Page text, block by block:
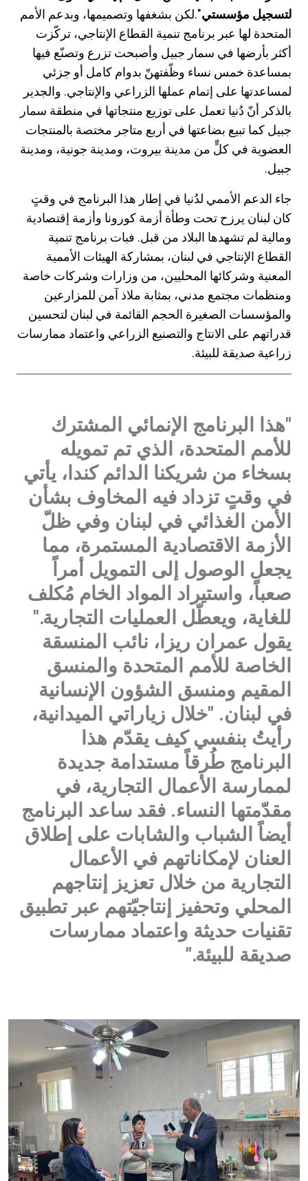
لتسجيل مؤسستي".لكن بشغفها وتصميمها، وبدعم الأمم
المتحدة لها عبر برنامج تنمية القطاع الإنتاجي، تركّزت
أكثر بأرضها في سمار جبيل وأصبحت تزرع وتصنّع فيها
بمساعدة خمس نساء وظّفتهنّ بدوام كامل أو جزئي
لمساعدتها على إتمام عملها الزراعي والإنتاجي. والجدير
بالذكر أنّ دُنيا تعمل على توزيع منتجاتها في منطقة سمار
جبيل كما تبيع بضاعتها في أربع متاجر مختصة بالمنتجات
العضوية في كلٍّ من مدينة بيروت، ومدينة جونية، ومدينة
جبيل.
جاء الدعم الأممي لدُنيا في إطار هذا البرنامج في وقتٍ
كان لبنان يرزح تحت وطأة أزمة كورونا وأزمة إقتصادية
ومالية لم تشهدها البلاد من قبل. فبات برنامج تنمية
القطاع الإنتاجي في لبنان، بمشاركة الهيئات الأممية
المعنية وشركائها المحليين، من وزارات وشركات خاصة
ومنظمات مجتمع مدني، بمثابة ملاذ آمن للمزارعين
والمؤسسات الصغيرة الحجم القائمة في لبنان لتحسين
قدراتهم على الانتاج والتصنيع الزراعي واعتماد ممارسات
زراعية صديقة للبيئة.
"هذا البرنامج الإنمائي المشترك
للأمم المتحدة، الذي تم تمويله
بسخاء من شريكنا الدائم كندا، يأتي
في وقتٍ تزداد فيه المخاوف بشأن
الأمن الغذائي في لبنان وفي ظلّ
الأزمة الاقتصادية المستمرة، مما
يجعل الوصول إلى التمويل أمراً
صعباً، واستيراد المواد الخام مُكلف
للغاية، ويعطّل العمليات التجارية."
يقول عمران ريزا، نائب المنسقة
الخاصة للأمم المتحدة والمنسق
المقيم ومنسق الشؤون الإنسانية
في لبنان. "خلال زياراتي الميدانية،
رأيتُ بنفسي كيف يقدّم هذا
البرنامج طُرقاً مستدامة جديدة
لممارسة الأعمال التجارية، في
مقدّمتها النساء. فقد ساعد البرنامج
أيضاً الشباب والشابات على إطلاق
العنان لإمكاناتهم في الأعمال
التجارية من خلال تعزيز إنتاجهم
المحلي وتحفيز إنتاجيّتهم عبر تطبيق
تقنيات حديثة واعتماد ممارسات
صديقة للبيئة."